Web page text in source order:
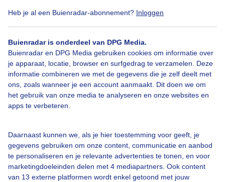
Heb je al een Buienradar-abonnement? Inloggen
Buienradar is onderdeel van DPG Media.
Buienradar en DPG Media gebruiken cookies om informatie over
je apparaat, locatie, browser en surfgedrag te verzamelen. Deze
informatie combineren we met de gegevens die je zelf deelt met
ons, zoals wanneer je een account aanmaakt. Dit doen we om
het gebruik van onze media te analyseren en onze websites en
apps te verbeteren.
Daarnaast kunnen we, als je hier toestemming voor geeft, je
gegevens gebruiken om onze content, communicatie en aanbod
te personaliseren en je relevante advertenties te tonen, en voor
marketingdoeleinden delen met 4 mediapartners. Ook content
van 13 externe platformen wordt enkel getoond met jouw
Snikheet Verkoeling_strand Zeebriesje
Bekijk slideshow
Een moment geduld aub...